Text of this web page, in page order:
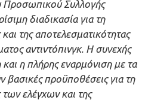
Προσωπικού Συλλογής
διαδικασία για τη
της αποτελεσματικότητας
αντιντόπινγκ. Η συνεχής
η πλήρης εναρμόνιση με τα
βασικές προϋποθέσεις για τη
ελέγχων και της